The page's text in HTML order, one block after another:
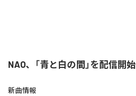
NAO、「青と白の間」を配信開始
新曲情報